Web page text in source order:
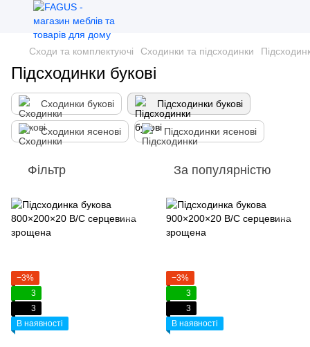
Сходи та комплектуючі Сходинки та підсходинки
Підсходинки букові
Сходинки букові Підсходинки букові
Сходинки ясенові Підсходинки ясенові
Фільтр За популярністю
−3%
3
3
В наявності
−3%
3
3
В наявності